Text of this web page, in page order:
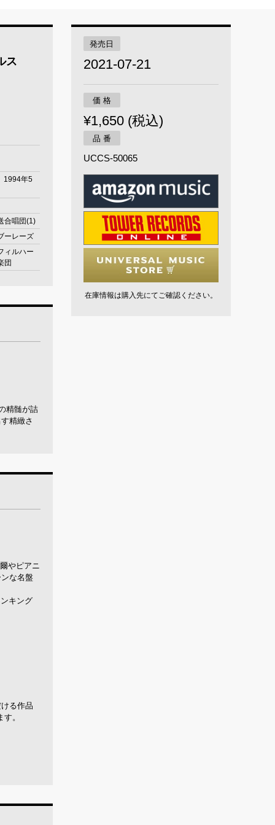
ス
1994年5
合唱団(1)
ーレーズ
ィルハー
団
精髄が詰
精緻さ
やピアニ
な名盤
キング
る作品
。
発売日
2021-07-21
価 格
¥1,650 (税込)
品 番
UCCS-50065
在庫情報は購入先にてご確認ください。